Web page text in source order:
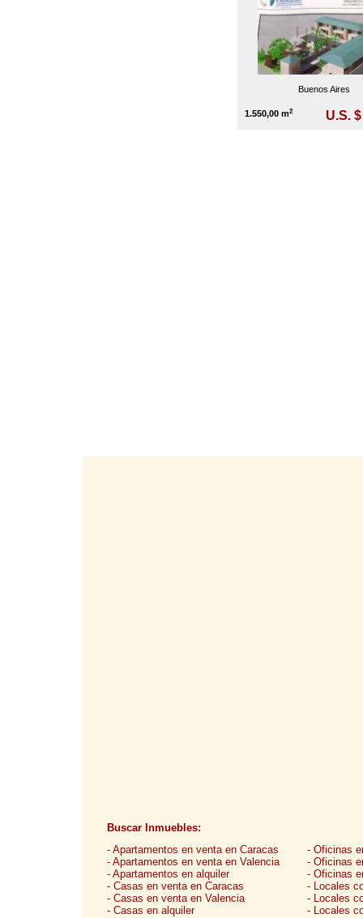
Buenos Aires
1.550,00 m2 U.S.
Buscar Inmuebles:
- Apartamentos en venta en Caracas
- Apartamentos en venta en Valencia
- Apartamentos en alquiler
- Casas en venta en Caracas
- Casas en venta en Valencia
- Casas en alquiler
- Oficinas
- Oficinas
- Oficinas
- Locales
- Locales
- Locales